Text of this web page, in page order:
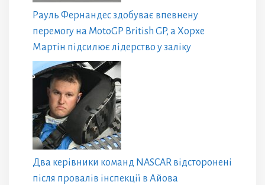
Рауль Фернандес здобуває впевнену
перемогу на MotoGP British GP, а Хорхе
Мартін підсилює лідерство у заліку
Два керівники команд NASCAR відсторонені
після провалів інспекції в Айова